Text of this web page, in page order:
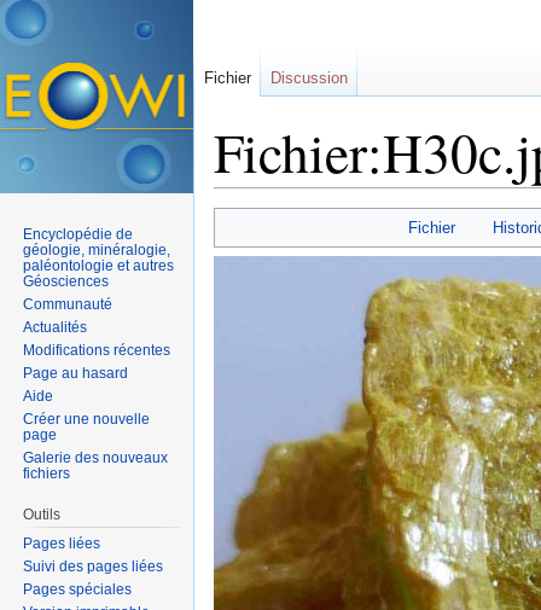
Fichier
Fichier Discussion
Encyclopédie de
géologie, minéralogie,
paléontologie et autres
Géosciences
Communauté
Actualités
Modifications récentes
Page au hasard
Aide
Créer une nouvelle
page
Galerie des nouveaux
fichiers
Outils
Pages liées
Suivi des pages liées
Pages spéciales